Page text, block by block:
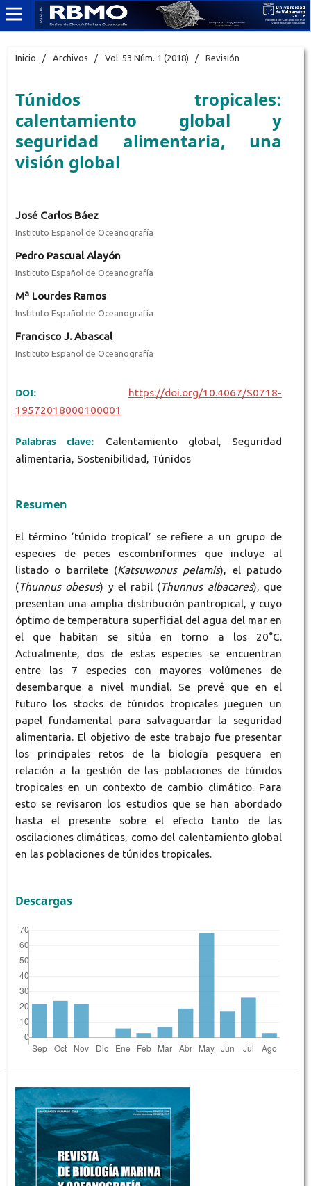
Inicio / Archivos / Vol. 53 Núm. 1 (2018) / Revisión
Túnidos tropicales:
calentamiento global y
seguridad alimentaria, una
visión global
José Carlos Báez
Instituto Español de Oceanografía
Pedro Pascual Alayón
Instituto Español de Oceanografía
Mª Lourdes Ramos
Instituto Español de Oceanografía
Francisco J. Abascal
Instituto Español de Oceanografía
DOI:
https://doi.org/10.4067/S0718-
19572018000100001
Palabras clave:
Calentamiento global, Seguridad
alimentaria, Sostenibilidad, Túnidos
Resumen
El término ‘túnido tropical’ se refiere a un grupo de
especies de peces escombriformes que incluye al
listado o barrilete (Katsuwonus pelamis), el patudo
(Thunnus obesus) y el rabil (Thunnus albacares), que
presentan una amplia distribución pantropical, y cuyo
óptimo de temperatura superficial del agua del mar en
el que habitan se sitúa en torno a los 20°C.
Actualmente, dos de estas especies se encuentran
entre las 7 especies con mayores volúmenes de
desembarque a nivel mundial. Se prevé que en el
futuro los stocks de túnidos tropicales jueguen un
papel fundamental para salvaguardar la seguridad
alimentaria. El objetivo de este trabajo fue presentar
los principales retos de la biología pesquera en
relación a la gestión de las poblaciones de túnidos
tropicales en un contexto de cambio climático. Para
esto se revisaron los estudios que se han abordado
hasta el presente sobre el efecto tanto de las
oscilaciones climáticas, como del calentamiento global
en las poblaciones de túnidos tropicales.
Descargas